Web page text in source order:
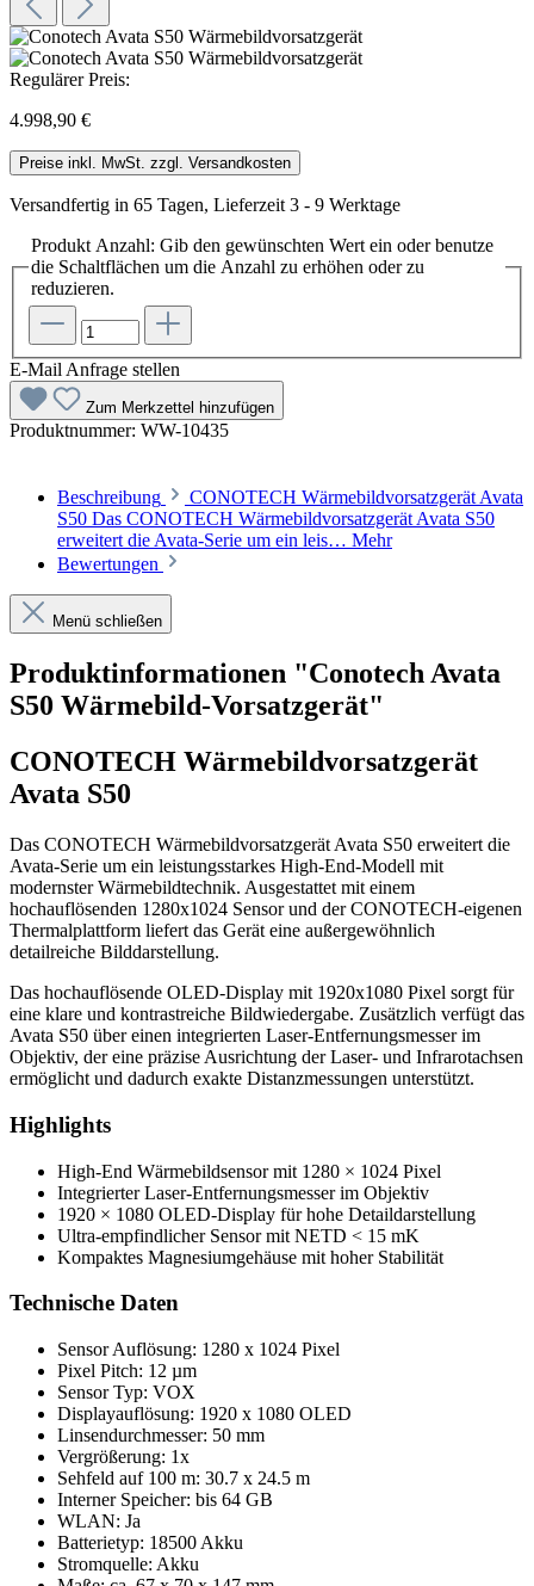
Regulärer Preis:
4.998,90 €
Preise inkl. MwSt. zzgl. Versandkosten
Versandfertig in 65 Tagen, Lieferzeit 3 - 9 Werktage
Produkt Anzahl: Gib den gewünschten Wert ein oder benutze
die Schaltflächen um die Anzahl zu erhöhen oder zu
reduzieren.
E-Mail Anfrage stellen
Zum Merkzettel hinzufügen
Produktnummer: WW-10435
Beschreibung
CONOTECH Wärmebildvorsatzgerät Avata
S50 Das CONOTECH Wärmebildvorsatzgerät Avata S50
erweitert die Avata-Serie um ein leis… Mehr
Bewertungen
Menü schließen
Produktinformationen "Conotech Avata
S50 Wärmebild-Vorsatzgerät"
CONOTECH Wärmebildvorsatzgerät
Avata S50
Das CONOTECH Wärmebildvorsatzgerät Avata S50 erweitert die
Avata-Serie um ein leistungsstarkes High-End-Modell mit
modernster Wärmebildtechnik. Ausgestattet mit einem
hochauflösenden 1280x1024 Sensor und der CONOTECH-eigenen
Thermalplattform liefert das Gerät eine außergewöhnlich
detailreiche Bilddarstellung.
Das hochauflösende OLED-Display mit 1920x1080 Pixel sorgt für
eine klare und kontrastreiche Bildwiedergabe. Zusätzlich verfügt das
Avata S50 über einen integrierten Laser-Entfernungsmesser im
Objektiv, der eine präzise Ausrichtung der Laser- und Infrarotachsen
ermöglicht und dadurch exakte Distanzmessungen unterstützt.
Highlights
High-End Wärmebildsensor mit 1280 × 1024 Pixel
Integrierter Laser-Entfernungsmesser im Objektiv
1920 × 1080 OLED-Display für hohe Detaildarstellung
Ultra-empfindlicher Sensor mit NETD < 15 mK
Kompaktes Magnesiumgehäuse mit hoher Stabilität
Technische Daten
Sensor Auflösung: 1280 x 1024 Pixel
Pixel Pitch: 12 µm
Sensor Typ: VOX
Displayauflösung: 1920 x 1080 OLED
Linsendurchmesser: 50 mm
Vergrößerung: 1x
Sehfeld auf 100 m: 30.7 x 24.5 m
Interner Speicher: bis 64 GB
WLAN: Ja
Batterietyp: 18500 Akku
Stromquelle: Akku